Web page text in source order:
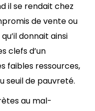
il se rendait chez
de vente ou
donnait ainsi
clefs d’un
faibles ressources,
seuil de pauvreté.
au mal-